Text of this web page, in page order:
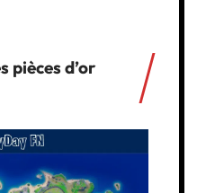
pièces d’or